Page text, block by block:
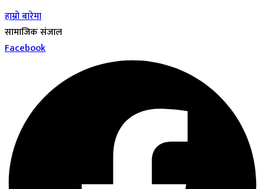
हाम्रो बारेमा
सामाजिक संजाल
Facebook